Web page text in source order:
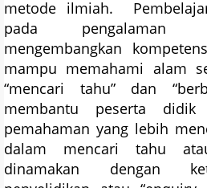
metode ilmiah.
pada pengalaman
mengembangkan
mampu memahami alam
“mencari tahu” dan
membantu peserta didik
pemahaman yang lebih
dalam mencari tahu
dinamakan dengan